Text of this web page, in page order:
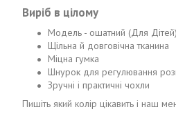
Виріб в цілому
Модель - ошатний (Для Дітей)
Щільна й довговічна тканина
Міцна гумка
Шнурок для регулювання
Зручні і практичні чохли
Пишіть який колір цікавить і наш